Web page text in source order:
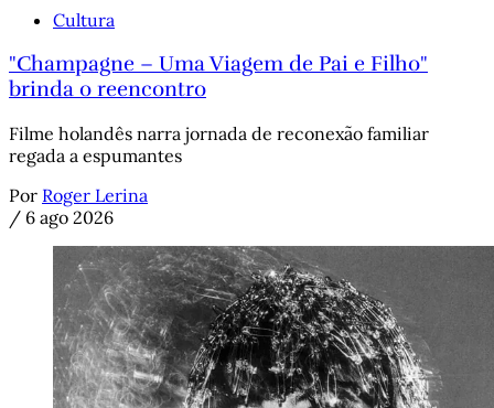
Cultura
"Champagne – Uma Viagem de Pai e Filho"
brinda o reencontro
Filme holandês narra jornada de reconexão familiar
regada a espumantes
Por Roger Lerina
/ 6 ago 2026